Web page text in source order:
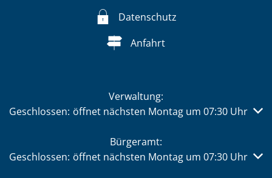
Datenschutz
Anfahrt
Verwaltung:
Klicken, um weitere Öffnungs- oder Schließzeiten
Geschlossen: öffnet nächsten Montag um 07:30 Uhr
Bürgeramt:
Klicken, um weitere Öffnungs- oder Schließzeiten
Geschlossen: öffnet nächsten Montag um 07:30 Uhr